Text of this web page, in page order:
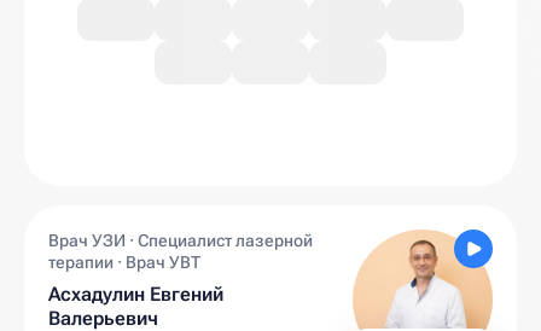
Врач УЗИ · Специалист лазерной
терапии · Врач УВТ
Асхадулин Евгений
Валерьевич